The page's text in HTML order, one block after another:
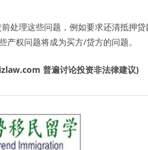
处理这些问题，例如要求还清抵押
权问题将成为买方/贷方的问题。
普遍讨论投资非法律建议)